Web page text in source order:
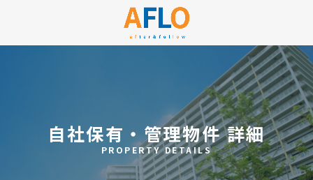
自社保有・管理物件 詳細
PROPERTY DETAILS